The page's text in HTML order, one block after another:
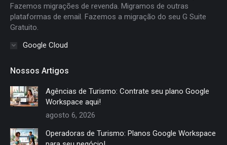
windowwindowwindowwindow
Fazemos migrações de revenda. Migramos de outras
plataformas de email. Fazemos a migração do seu G Suite
Gratuito.
Google Cloud
Nossos Artigos
Agências de Turismo: Contrate seu plano Google
Workspace aqui!
agosto 6, 2026
Operadoras de Turismo: Planos Google Workspace